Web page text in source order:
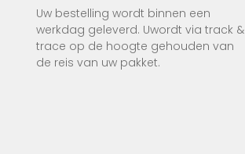
je
Uw bestelling wordt binnen een
werkdag geleverd. Uwordt via track &
trace op de hoogte gehouden van
de reis van uw pakket.